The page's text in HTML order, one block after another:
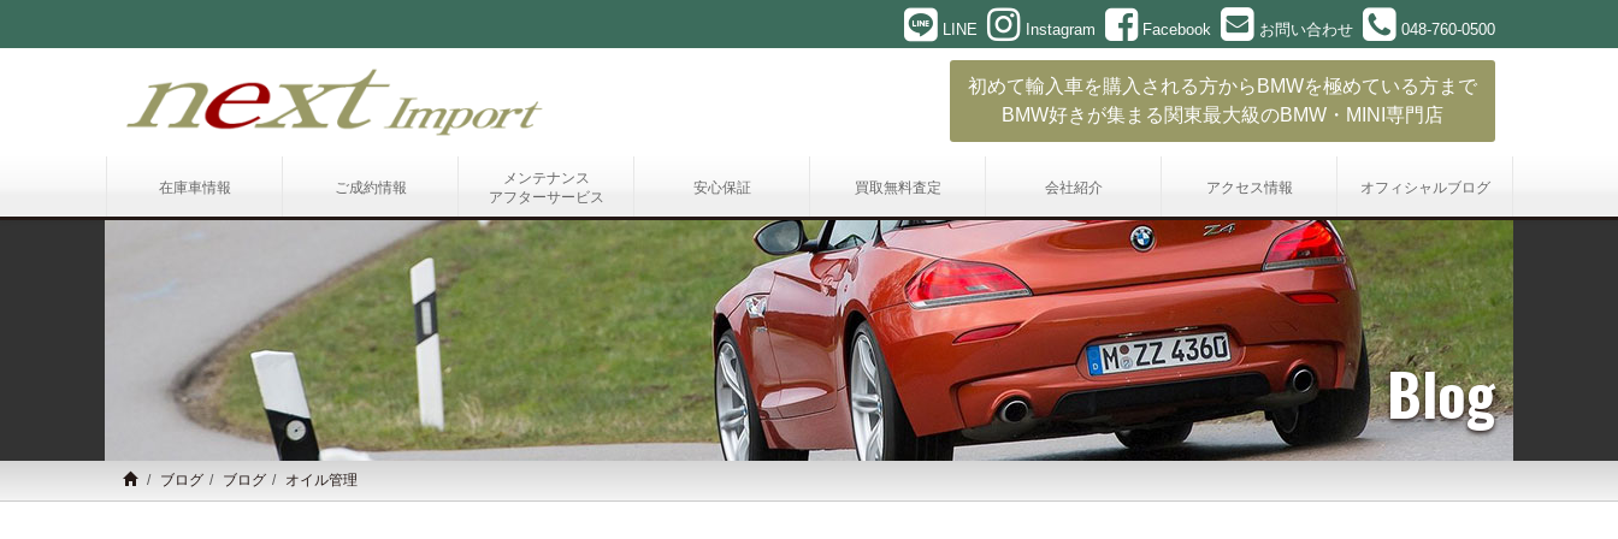
LINE Instagram Facebook お問い合わせ 048-760-0500
初めて輸入車を購入される方からBMWを極めている方まで
BMW好きが集まる関東最大級のBMW・MINI専門店
在庫車情報 ご成約情報
メンテナンス
アフターサービス
安心保証 買取無料査定 会社紹介 アクセス情報 オフィシャルブログ
Blog
ブログ ブログ オイル管理